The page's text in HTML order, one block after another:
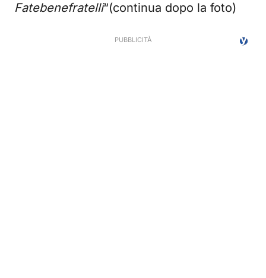
Fatebenefratelli“(continua dopo la foto)